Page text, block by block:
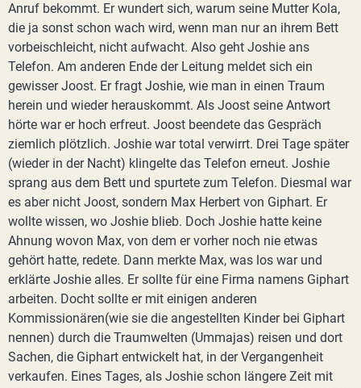
Anruf bekommt. Er wundert sich, warum seine Mutter Kola,
die ja sonst schon wach wird, wenn man nur an ihrem Bett
vorbeischleicht, nicht aufwacht. Also geht Joshie ans
Telefon. Am anderen Ende der Leitung meldet sich ein
gewisser Joost. Er fragt Joshie, wie man in einen Traum
herein und wieder herauskommt. Als Joost seine Antwort
hörte war er hoch erfreut. Joost beendete das Gespräch
ziemlich plötzlich. Joshie war total verwirrt. Drei Tage später
(wieder in der Nacht) klingelte das Telefon erneut. Joshie
sprang aus dem Bett und spurtete zum Telefon. Diesmal war
es aber nicht Joost, sondern Max Herbert von Giphart. Er
wollte wissen, wo Joshie blieb. Doch Joshie hatte keine
Ahnung wovon Max, von dem er vorher noch nie etwas
gehört hatte, redete. Dann merkte Max, was los war und
erklärte Joshie alles. Er sollte für eine Firma namens Giphart
arbeiten. Docht sollte er mit einigen anderen
Kommissionären(wie sie die angestellten Kinder bei Giphart
nennen) durch die Traumwelten (Ummajas) reisen und dort
Sachen, die Giphart entwickelt hat, in der Vergangenheit
verkaufen. Eines Tages, als Joshie schon längere Zeit mit